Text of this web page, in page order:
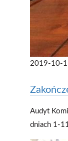
2019-10-
Audyt
dniach 1-